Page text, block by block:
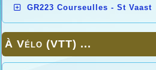
GR223 Courseulles - St Vaast
À Vélo (VTT) ...